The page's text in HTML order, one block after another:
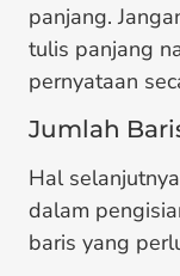
panjang.
tulis panjang
pernyataan
Jumlah
Hal
dalam
baris yang